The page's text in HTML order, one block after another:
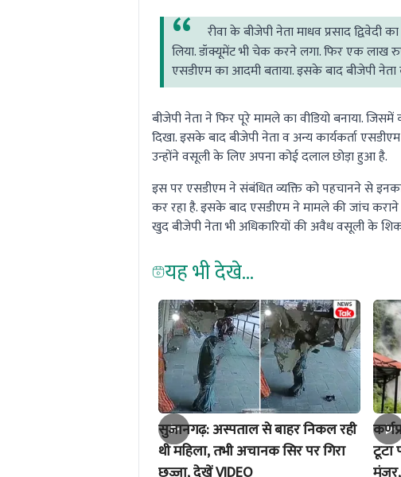
रीवा के बीजेपी नेता माधव प्रसाद
लिया. डॉक्यूमेंट भी चेक करने लगा. फिर एक लाख
एसडीएम का आदमी बताया. इसके बाद बीजेपी नेता
बीजेपी नेता ने फिर पूरे मामले का वीडियो बनाया.
दिखा. इसके बाद बीजेपी नेता व अन्य कार्यकर्ता
उन्होंने वसूली के लिए अपना कोई दलाल छोड़ा हुआ है.
इस पर एसडीएम ने संबंधित व्यक्ति को पहचानने से
कर रहा है. इसके बाद एसडीएम ने मामले की जांच
खुद बीजेपी नेता भी अधिकारियों की अवैध वसूली के
यह भी देखे...
सुजानगढ़: अस्पताल से बाहर निकल रही
थी महिला, तभी अचानक सिर पर गिरा